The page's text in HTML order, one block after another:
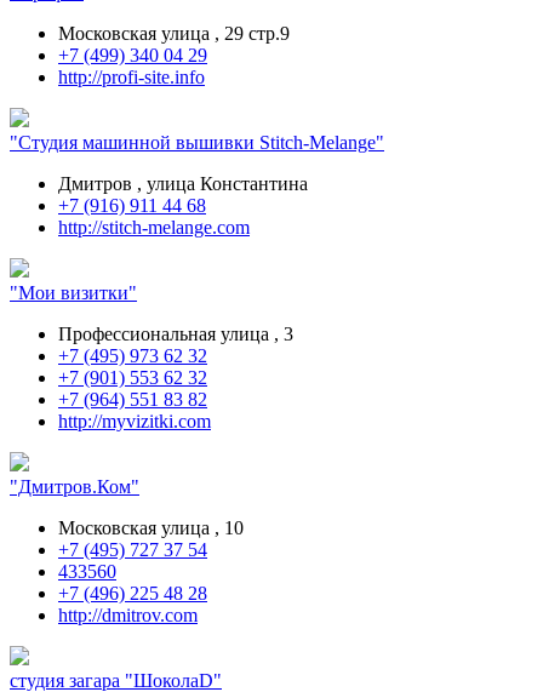
Московская улица , 29 стр.9
+7 (499) 340 04 29
http://profi-site.info
"Студия машинной вышивки Stitch-Melange"
Дмитров , улица Константина
+7 (916) 911 44 68
http://stitch-melange.com
"Мои визитки"
Профессиональная улица , 3
+7 (495) 973 62 32
+7 (901) 553 62 32
+7 (964) 551 83 82
http://myvizitki.com
"Дмитров.Ком"
Московская улица , 10
+7 (495) 727 37 54
433560
+7 (496) 225 48 28
http://dmitrov.com
студия загара "ШоколаD"